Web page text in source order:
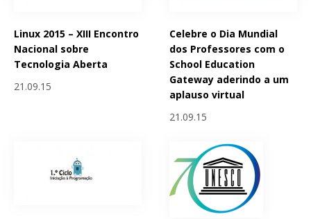
Linux 2015 – XIII Encontro
Nacional sobre
Tecnologia Aberta
21.09.15
Celebre o Dia Mundial
dos Professores com o
School Education
Gateway aderindo a um
aplauso virtual
21.09.15